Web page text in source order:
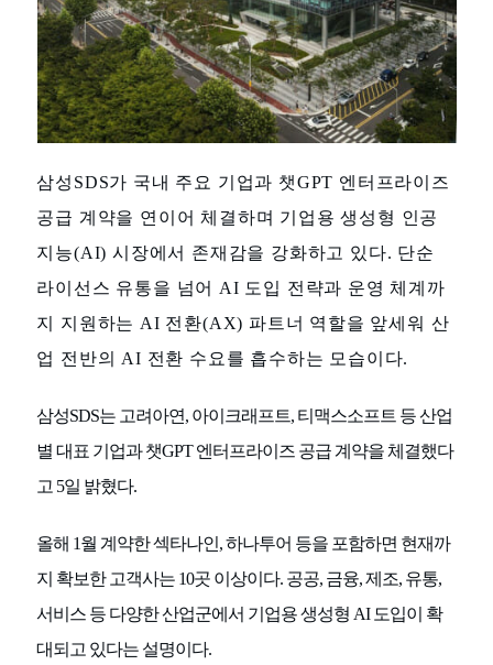
삼성SDS가 국내 주요 기업과 챗GPT 엔터프라이즈
공급 계약을 연이어 체결하며 기업용 생성형 인공
지능(AI) 시장에서 존재감을 강화하고 있다. 단순
라이선스 유통을 넘어 AI 도입 전략과 운영 체계까
지 지원하는 AI 전환(AX) 파트너 역할을 앞세워 산
업 전반의 AI 전환 수요를 흡수하는 모습이다.
삼성SDS는 고려아연, 아이크래프트, 티맥스소프트 등 산업
별 대표 기업과 챗GPT 엔터프라이즈 공급 계약을 체결했다
고 5일 밝혔다.
올해 1월 계약한 섹타나인, 하나투어 등을 포함하면 현재까
지 확보한 고객사는 10곳 이상이다. 공공, 금융, 제조, 유통,
서비스 등 다양한 산업군에서 기업용 생성형 AI 도입이 확
대되고 있다는 설명이다.